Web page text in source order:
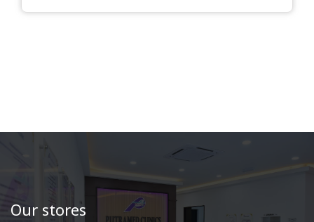
Our stores